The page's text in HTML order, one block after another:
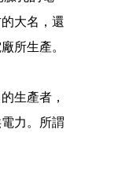
大名，還
所生產。
生產者，
力。所謂